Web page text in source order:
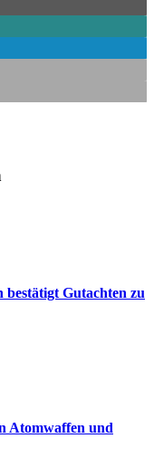
Gutachten zu
Atomwaffen und